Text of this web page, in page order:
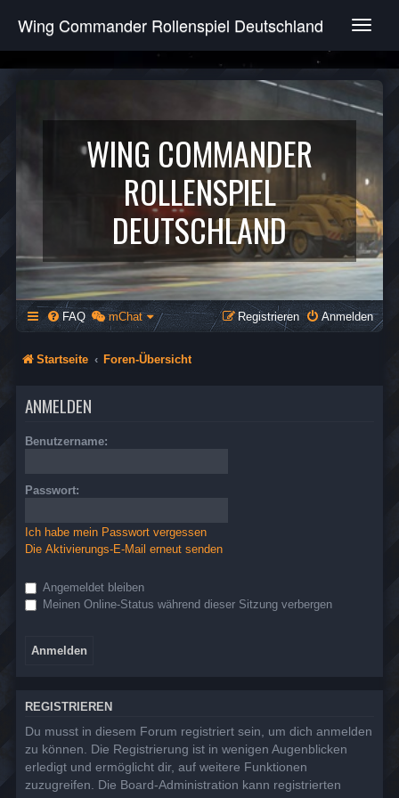
T
g
e
v
g
a
t
i
o
n
Wing Commander Rollenspiel Deutschland
WING COMMANDER
ROLLENSPIEL
DEUTSCHLAND
FAQ mChat Anmelden
Registrieren
Startseite Foren-Übersicht
ANMELDEN
Benutzername:
Passwort:
Ich habe mein Passwort vergessen
Die Aktivierungs-E-Mail erneut senden
Angemeldet bleiben
Meinen Online-Status während dieser Sitzung verbergen
REGISTRIEREN
Du musst in diesem Forum registriert sein, um dich anmelden
zu können. Die Registrierung ist in wenigen Augenblicken
erledigt und ermöglicht dir, auf weitere Funktionen
zuzugreifen. Die Board-Administration kann registrierten